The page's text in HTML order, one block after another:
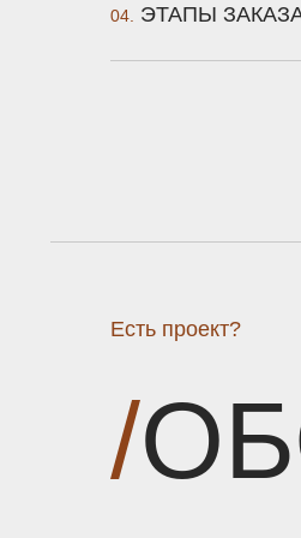
04. ЭТАПЫ
/
Есть проект?